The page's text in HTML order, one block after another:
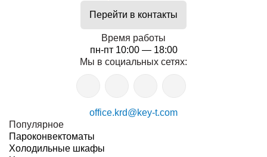
Перейти в контакты
Время работы
пн-пт 10:00 — 18:00
Мы в социальных сетях:
office.krd@key-t.com
Популярное
Пароконвектоматы
Холодильные шкафы